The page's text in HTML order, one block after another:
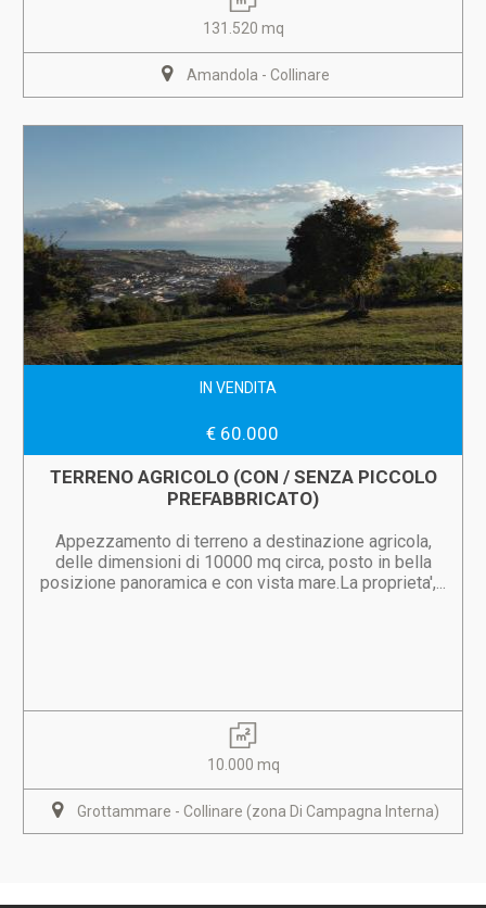
131.520 mq
Amandola - Collinare
IN VENDITA
€ 60.000
TERRENO AGRICOLO (CON / SENZA PICCOLO
PREFABBRICATO)
Appezzamento di terreno a destinazione agricola,
delle dimensioni di 10000 mq circa, posto in bella
posizione panoramica e con vista mare.La proprieta',...
10.000 mq
Grottammare - Collinare (zona Di Campagna Interna)